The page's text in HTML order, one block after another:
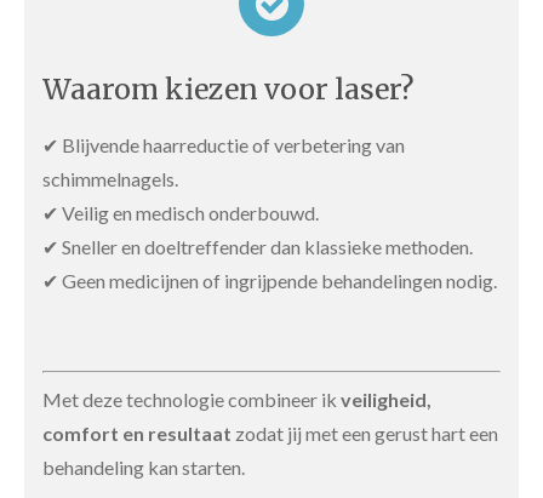
Waarom kiezen voor laser?
✔ Blijvende haarreductie of verbetering van
schimmelnagels.
✔ Veilig en medisch onderbouwd.
✔ Sneller en doeltreffender dan klassieke methoden.
✔ Geen medicijnen of ingrijpende behandelingen nodig.
Met deze technologie combineer ik veiligheid,
comfort en resultaat zodat jij met een gerust hart een
behandeling kan starten.